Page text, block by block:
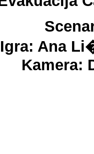
Igra: Ana
Kamera: